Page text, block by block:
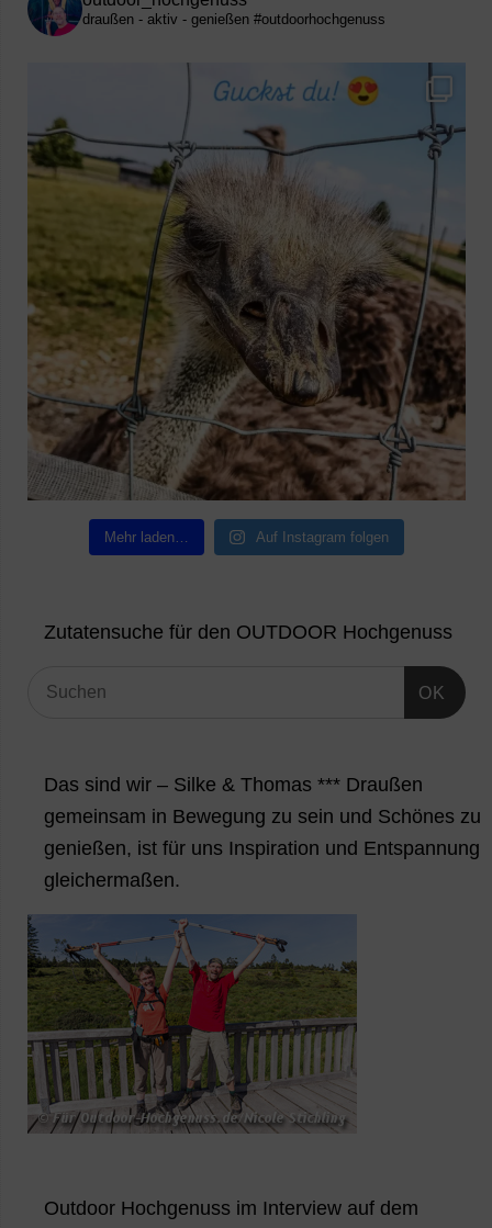
draußen - aktiv - genießen #outdoorhochgenuss
Mehr laden… Auf Instagram folgen
Zutatensuche für den OUTDOOR Hochgenuss
OK
Das sind wir – Silke & Thomas *** Draußen
gemeinsam in Bewegung zu sein und Schönes zu
genießen, ist für uns Inspiration und Entspannung
gleichermaßen.
Outdoor Hochgenuss im Interview auf dem